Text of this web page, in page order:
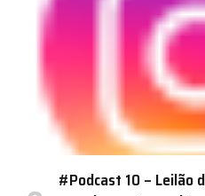
#Podcast 10 – Leilão